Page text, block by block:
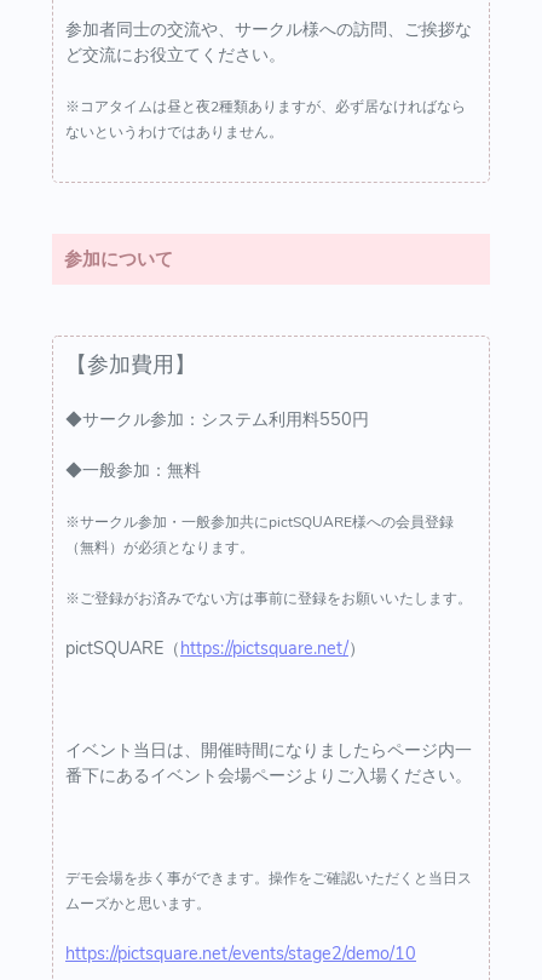
参加者同士の交流や、サークル様への訪問、ご挨拶な
ど交流にお役立てください。
※コアタイムは昼と夜2種類ありますが、必ず居なければなら
ないというわけではありません。
参加について
【参加費用】
◆サークル参加：システム利用料550円
◆一般参加：無料
※サークル参加・一般参加共にpictSQUARE様への会員登録
（無料）が必須となります。
※ご登録がお済みでない方は事前に登録をお願いいたします。
pictSQUARE（https://pictsquare.net/）
イベント当日は、開催時間になりましたらページ内一
番下にあるイベント会場ページよりご入場ください。
デモ会場を歩く事ができます。操作をご確認いただくと当日ス
ムーズかと思います。
https://pictsquare.net/events/stage2/demo/10